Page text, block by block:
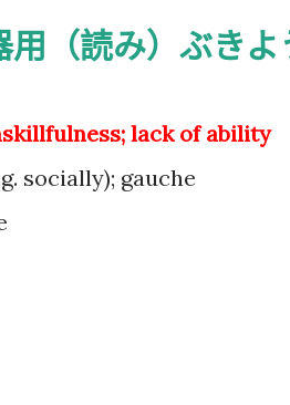
明确说明
前，我最担
商务敬语而
用（読み）ぶきよ
lack of ability
socially); gauche